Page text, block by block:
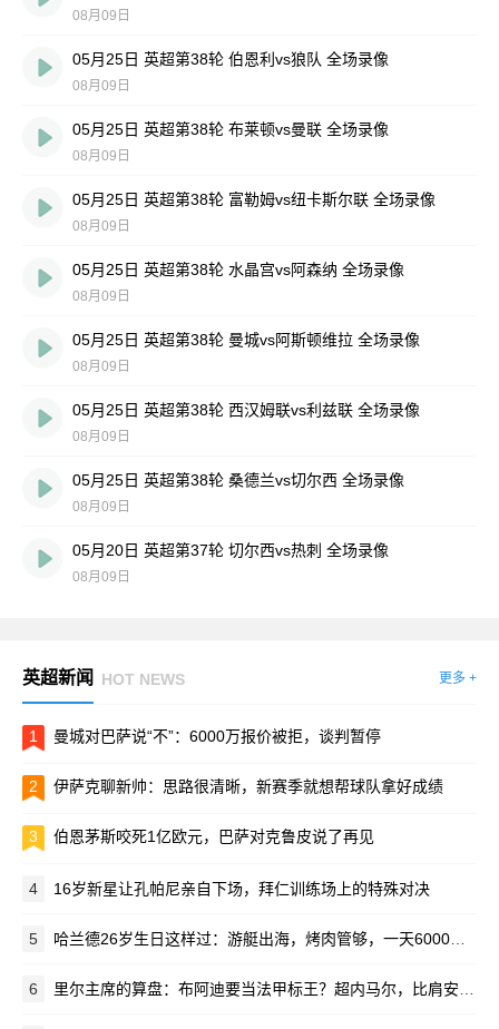
08月09日
05月25日 英超第38轮 伯恩利vs狼队 全场录像
08月09日
05月25日 英超第38轮 布莱顿vs曼联 全场录像
08月09日
05月25日 英超第38轮 富勒姆vs纽卡斯尔联 全场录像
08月09日
05月25日 英超第38轮 水晶宫vs阿森纳 全场录像
08月09日
05月25日 英超第38轮 曼城vs阿斯顿维拉 全场录像
08月09日
05月25日 英超第38轮 西汉姆联vs利兹联 全场录像
08月09日
05月25日 英超第38轮 桑德兰vs切尔西 全场录像
08月09日
05月20日 英超第37轮 切尔西vs热刺 全场录像
08月09日
英超新闻 HOT NEWS 更多 +
1 曼城对巴萨说“不”：6000万报价被拒，谈判暂停
2 伊萨克聊新帅：思路很清晰，新赛季就想帮球队拿好成绩
3 伯恩茅斯咬死1亿欧元，巴萨对克鲁皮说了再见
4 16岁新星让孔帕尼亲自下场，拜仁训练场上的特殊对决
5 哈兰德26岁生日这样过：游艇出海，烤肉管够，一天6000卡路里！
6 里尔主席的算盘：布阿迪要当法甲标王？超内马尔，比肩安德森